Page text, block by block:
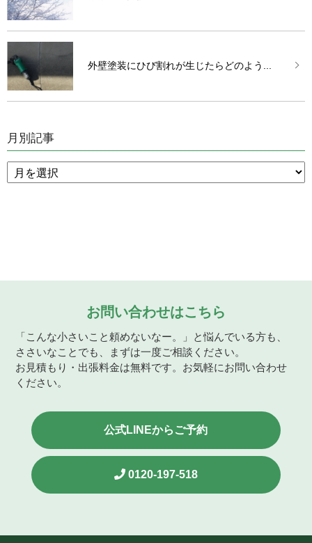
外壁塗装にひび割れが生じたらどのよう...
月別記事
お問い合わせはこちら
「こんな小さいこと頼めないなー。」と悩んでいる方も、
ささいなことでも、まずは一度ご相談ください。
お見積もり・出張料金は無料です。お気軽にお問い合わせ
ください。
公式LINEからご予約
0120-197-518